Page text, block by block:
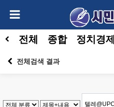
전체 종합 정치경제
전체검색 결과